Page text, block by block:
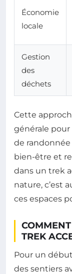
Économie
locale
Gestion
des
déchets
Cette
générale pour
de
bien-être et
dans un trek
nature, c’est
ces espaces
TREK
Pour un
des sentiers